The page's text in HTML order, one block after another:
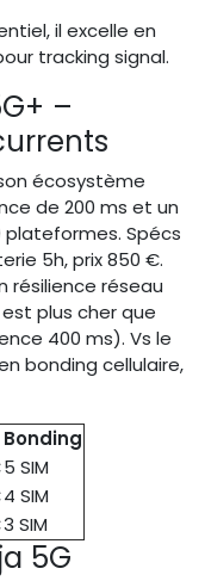
il excelle en
tracking signal.
–
écosystème
de 200 ms et un
Spécs
5h, prix 850 €.
résilience réseau
plus cher que
400 ms). Vs le
bonding cellulaire,
Bonding
5 SIM
4 SIM
3 SIM
5G